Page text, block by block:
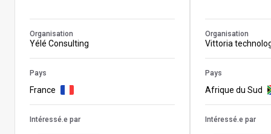
Organisation
Yélé Consulting
Pays
France
Intéressé.e par
Organisation
Vittoria
Pays
Afrique du Sud
Intéressé.e par